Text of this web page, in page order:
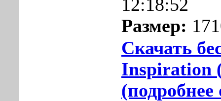
12:18:52
Размер:
Скачать
Inspiration
(подробнее